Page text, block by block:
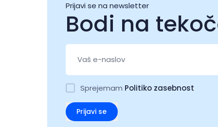
Prijavi se na newsletter
Bodi na
Sprejemam Politiko zasebnost
Prijavi se